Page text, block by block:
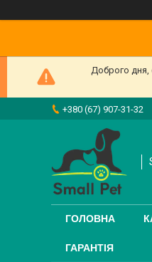
Доброго дня,
+380 (67) 907-31-32
ГОЛОВНА
ГАРАНТІЯ